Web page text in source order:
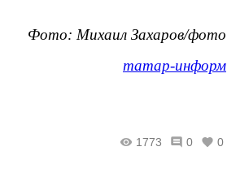
Фото: Михаил Захаров/фото
татар-информ
1773 0 0